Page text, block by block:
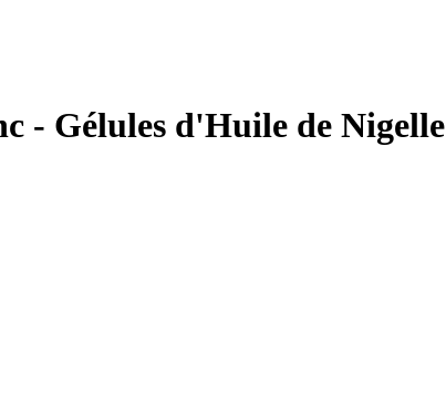
- Gélules d'Huile de Nigelle